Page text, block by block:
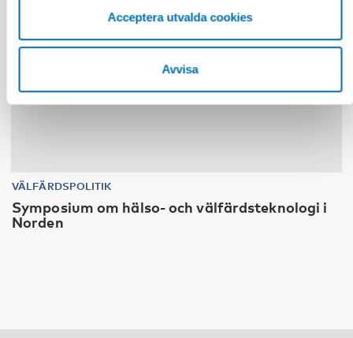
Acceptera utvalda cookies
Avvisa
VÄLFÄRDSPOLITIK
Symposium om hälso- och välfärdsteknologi i
Norden